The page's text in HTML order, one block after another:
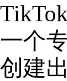
一个
创建